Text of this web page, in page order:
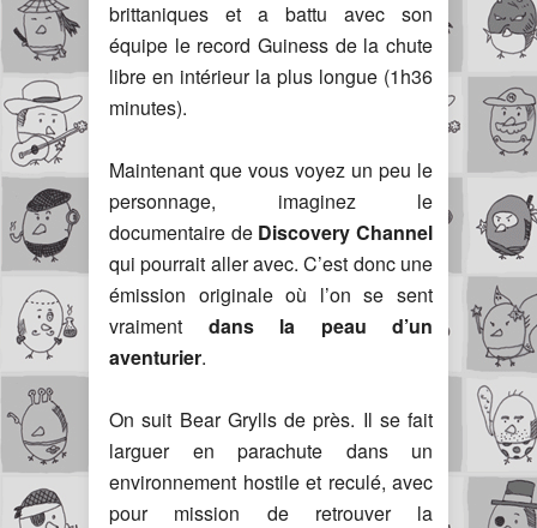
brittaniques et a battu avec son
équipe le record Guiness de la chute
libre en intérieur la plus longue (1h36
minutes).
Maintenant que vous voyez un peu le
personnage, imaginez le
documentaire de Discovery Channel
qui pourrait aller avec. C’est donc une
émission originale où l’on se sent
vraiment dans la peau d’un
aventurier.
On suit Bear Grylls de près. Il se fait
larguer en parachute dans un
environnement hostile et reculé, avec
pour mission de retrouver la